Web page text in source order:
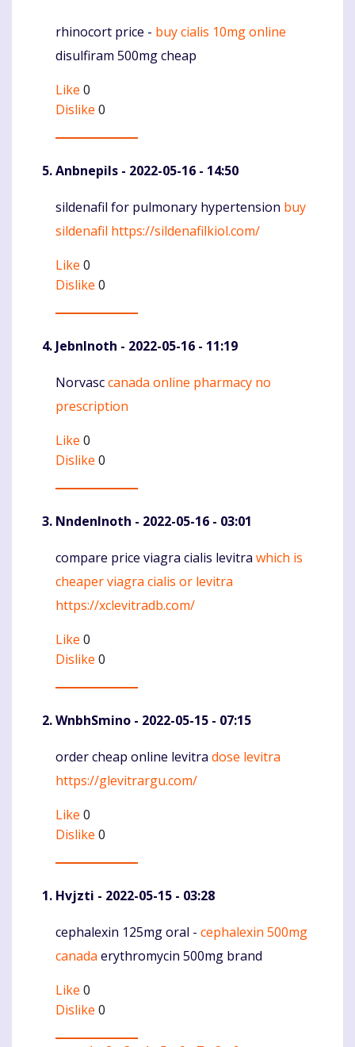
Komentaras
rhinocort price - buy cialis 10mg online
disulfiram 500mg cheap
Like 0
Dislike 0
Anbnepils - 2022-05-16 - 14:50
Komentaras
sildenafil for pulmonary hypertension buy
sildenafil https://sildenafilkiol.com/
Like 0
Dislike 0
JebnInoth - 2022-05-16 - 11:19
Komentaras
Norvasccanada online pharmacy no
prescription
Like 0
Dislike 0
NndenInoth - 2022-05-16 - 03:01
Komentaras
compare price viagra cialis levitra which is
cheaper viagra cialis or levitra
https://xclevitradb.com/
Like 0
Dislike 0
WnbhSmino - 2022-05-15 - 07:15
Komentaras
order cheap online levitra dose levitra
https://glevitrargu.com/
Like 0
Dislike 0
Hvjzti - 2022-05-15 - 03:28
Komentaras
cephalexin 125mg oral - cephalexin 500mg
canada erythromycin 500mg brand
Like 0
Dislike 0